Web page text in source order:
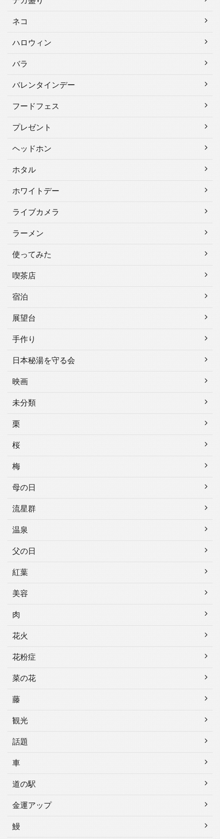
ネコ
ハロウィン
バラ
バレンタインデー
フードフェス
プレゼント
ヘッドホン
ホタル
ホワイトデー
ライブカメラ
ラーメン
使ってみた
喫茶店
宿泊
展望台
手作り
日本秘湯を守る会
映画
未分類
栗
桜
梅
母の日
流星群
温泉
父の日
紅葉
美容
肉
花火
花粉症
菜の花
藤
観光
話題
車
道の駅
金運アップ
鰻